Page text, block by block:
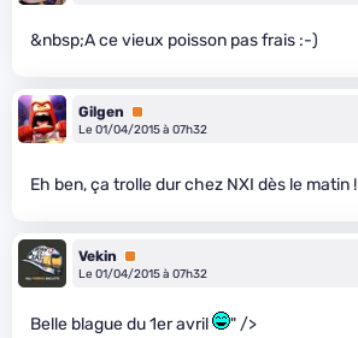
&nbsp;A ce vieux poisson pas frais :-)
Gilgen
Premium
Le 01/04/2015 à 07h32
Eh ben, ça trolle dur chez NXI dès le matin !
Vekin
Premium
Le 01/04/2015 à 07h32
Belle blague du 1er avril " />